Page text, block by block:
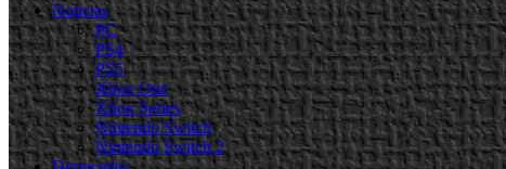
Noticias
PC
PS4
PS5
Xbox One
Xbox Series
Nintendo Switch
Nintendo Switch 2